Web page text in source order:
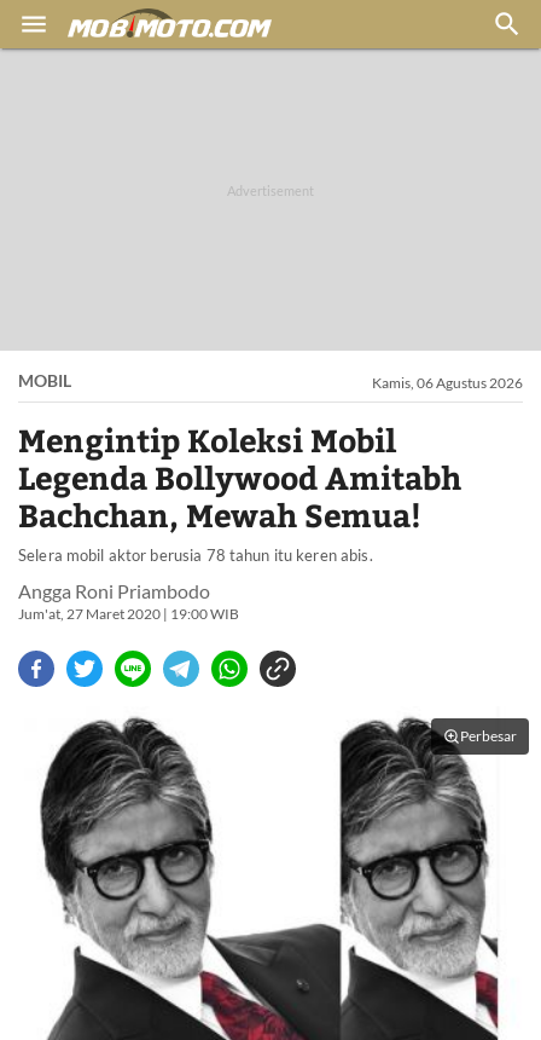
 
MOBIL Kamis, 06 Agustus 2026
Mengintip Koleksi Mobil
Legenda Bollywood Amitabh
Bachchan, Mewah Semua!
Selera mobil aktor berusia 78 tahun itu keren abis.
Angga Roni Priambodo
Jum'at, 27 Maret 2020 | 19:00 WIB
Perbesar